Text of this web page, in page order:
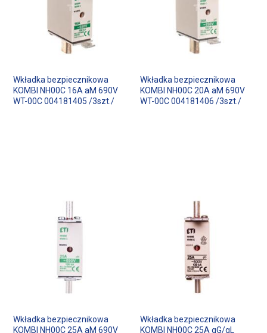
Wkładka bezpiecznikowa
KOMBI NH00C 16A aM 690V
WT-00C 004181405 /3szt./
Wkładka bezpiecznikowa
KOMBI NH00C 20A aM 690V
WT-00C 004181406 /3szt./
Wkładka bezpiecznikowa
KOMBI NH00C 25A aM 690V
Wkładka bezpiecznikowa
KOMBI NH00C 25A gG/gL